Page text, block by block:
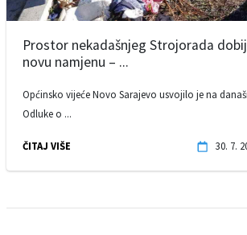
Prostor nekadašnjeg Strojorada
novu namjenu – ...
Općinsko vijeće Novo Sarajevo usvojilo je na
Odluke o ...
ČITAJ VIŠE 30. 7.